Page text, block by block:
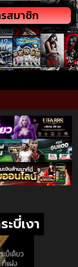
สมาชิก
บี่เงา